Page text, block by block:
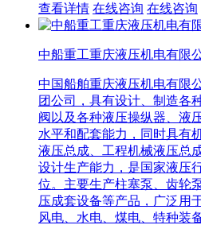
查看详情 在线咨询 在线咨询
中船重工重庆液压机电有限
中国船舶重庆液压机电有限
团公司，具有设计、制造各
阀以及各种液压操纵器、液
水平和配套能力，同时具有
液压总成、工程机械液压总
设计生产能力，是国家液压
位。主要生产柱塞泵、齿轮
压成套设备等产品，广泛用
风电、水电、煤电、特种装